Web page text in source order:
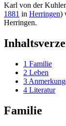
Karl von der
1881 in Herringen)
Herringen.
1 Familie
2 Leben
3
4 Literatur
Familie